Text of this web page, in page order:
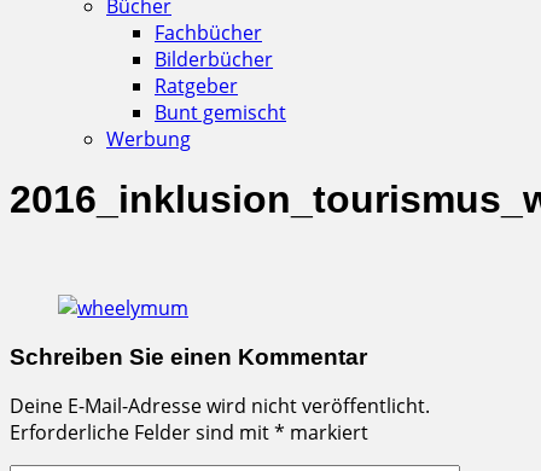
Bücher
Fachbücher
Bilderbücher
Ratgeber
Bunt gemischt
Werbung
Schreiben Sie einen Kommentar
Deine E-Mail-Adresse wird nicht veröffentlicht.
Erforderliche Felder sind mit* markiert